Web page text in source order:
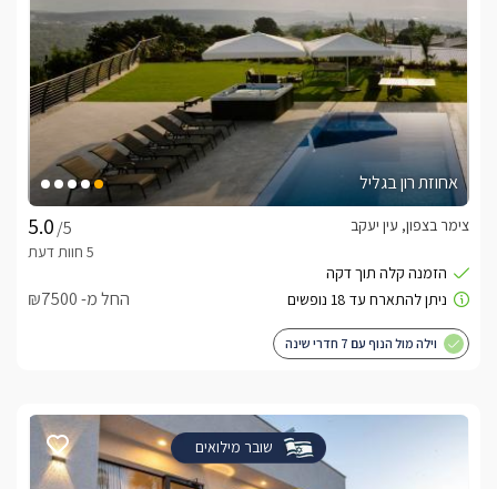
אחוזת רון בגליל
/5
צימר בצפון, עין יעקב
החל מ- ₪7500
וילה מול הנוף עם 7 חדרי שינה
שובר מילואים